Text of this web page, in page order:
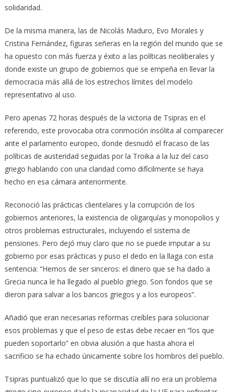
solidaridad.
De la misma manera, las de Nicolás Maduro, Evo Morales y
Cristina Fernández, figuras señeras en la región del mundo que se
ha opuesto con más fuerza y éxito a las políticas neoliberales y
donde existe un grupo de gobiernos que se empeña en llevar la
democracia más allá de los estrechos límites del modelo
representativo al uso.
Pero apenas 72 horas después de la victoria de Tsipras en el
referendo, este provocaba otra conmoción insólita al comparecer
ante el parlamento europeo, donde desnudó el fracaso de las
políticas de austeridad seguidas por la Troika a la luz del caso
griego hablando con una claridad como difícilmente se haya
hecho en esa cámara anteriormente.
Reconoció las prácticas clientelares y la corrupción de los
gobiernos anteriores, la existencia de oligarquías y monopolios y
otros problemas estructurales, incluyendo el sistema de
pensiones. Pero dejó muy claro que no se puede imputar a su
gobierno por esas prácticas y puso el dedo en la llaga con esta
sentencia: “Hemos de ser sinceros: el dinero que se ha dado a
Grecia nunca le ha llegado al pueblo griego. Son fondos que se
dieron para salvar a los bancos griegos y a los europeos”.
Añadió que eran necesarias reformas creíbles para solucionar
esos problemas y que el peso de estas debe recaer en “los que
pueden soportarlo” en obvia alusión a que hasta ahora el
sacrificio se ha echado únicamente sobre los hombros del pueblo.
Tsipras puntualizó que lo que se discutía allí no era un problema